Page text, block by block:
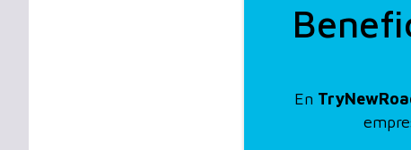
En